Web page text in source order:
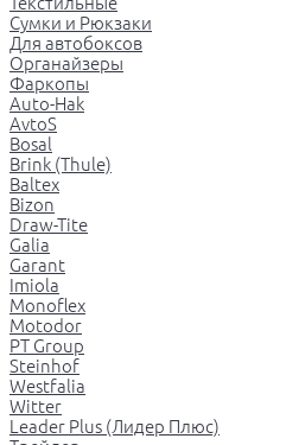
Сумки и Рюкзаки
Для автобоксов
Органайзеры
Фаркопы
Auto-Hak
AvtoS
Bosal
Brink (Thule)
Baltex
Bizon
Draw-Tite
Galia
Garant
Imiola
Monoflex
Motodor
PT Group
Steinhof
Westfalia
Witter
Leader Plus (Лидер Плюс)